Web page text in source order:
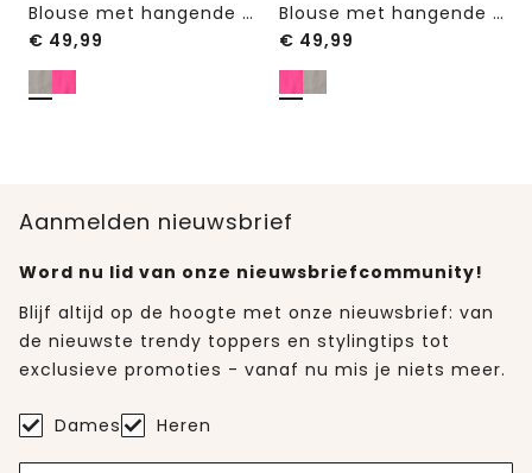
Blouse met hangende schouder in linnen
€ 49,99
Blouse met hangende schouder in linnen
€ 49,99
Aanmelden nieuwsbrief
Word nu lid van onze nieuwsbriefcommunity!
Blijf altijd op de hoogte met onze nieuwsbrief: van
de nieuwste trendy toppers en stylingtips tot
exclusieve promoties - vanaf nu mis je niets meer.
Dames Heren